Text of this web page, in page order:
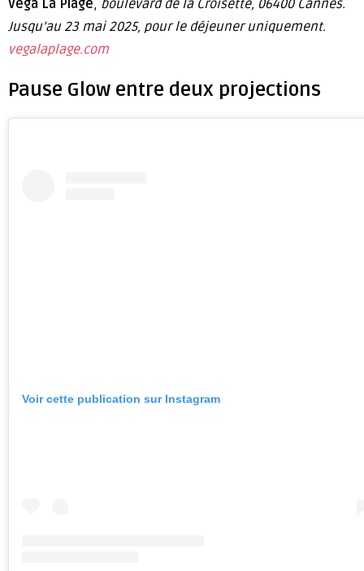
Vega La Plage, boulevard de la Croisette, 06400 Cannes.
Jusqu’au 23 mai 2025, pour le déjeuner uniquement.
vegalaplage.com
Pause Glow entre deux projections
Voir cette publication sur Instagram